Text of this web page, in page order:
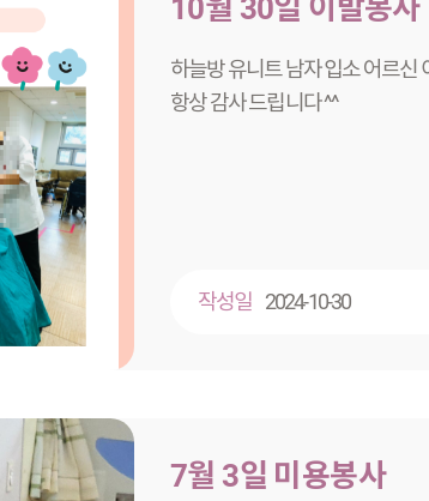
10월 30일 이발봉사
하늘방 유니트 남
항상 감사 드립니다 ^^
작성일 2024-10-30
7월 3일 미용봉사